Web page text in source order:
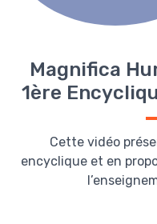
Magnifica
1ère
Cette vidéo
encyclique et en